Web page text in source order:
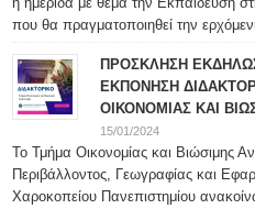
που θα πραγματοποιηθεί την
ΠΡΟΣΚΛΗΣΗ
ΕΚΠΟΝΗΣΗ
ΟΙΚΟΝΟΜΙΑΣ ΚΑΙ
15/01/2024
Το Τμήμα Οικονομίας και Βιώσιμης
Περιβάλλοντος, Γεωγραφίας και
Χαροκοπείου Πανεπιστημίου